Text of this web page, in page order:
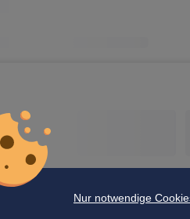
Nur notwendige